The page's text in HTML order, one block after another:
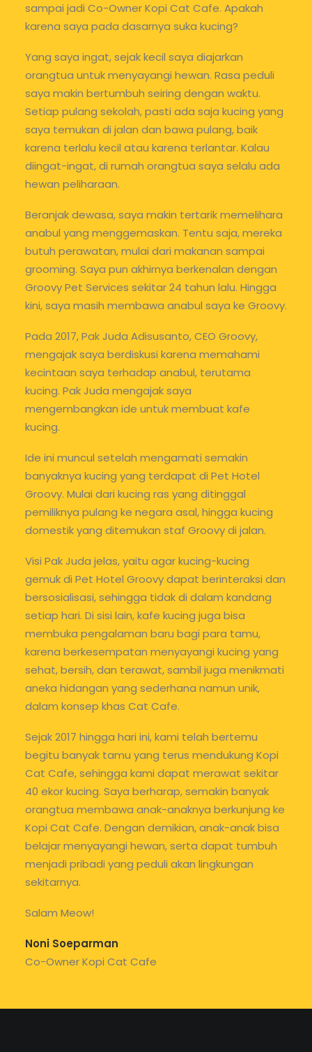
sampai jadi Co-Owner Kopi Cat Cafe. Apakah
karena saya pada dasarnya suka kucing?
Yang saya ingat, sejak kecil saya diajarkan
orangtua untuk menyayangi hewan. Rasa peduli
saya makin bertumbuh seiring dengan waktu.
Setiap pulang sekolah, pasti ada saja kucing yang
saya temukan di jalan dan bawa pulang, baik
karena terlalu kecil atau karena terlantar. Kalau
diingat-ingat, di rumah orangtua saya selalu ada
hewan peliharaan.
Beranjak dewasa, saya makin tertarik memelihara
anabul yang menggemaskan. Tentu saja, mereka
butuh perawatan, mulai dari makanan sampai
grooming. Saya pun akhirnya berkenalan dengan
Groovy Pet Services sekitar 24 tahun lalu. Hingga
kini, saya masih membawa anabul saya ke Groovy.
Pada 2017, Pak Juda Adisusanto, CEO Groovy,
mengajak saya berdiskusi karena memahami
kecintaan saya terhadap anabul, terutama
kucing. Pak Juda mengajak saya
mengembangkan ide untuk membuat kafe
kucing.
Ide ini muncul setelah mengamati semakin
banyaknya kucing yang terdapat di Pet Hotel
Groovy. Mulai dari kucing ras yang ditinggal
pemiliknya pulang ke negara asal, hingga kucing
domestik yang ditemukan staf Groovy di jalan.
Visi Pak Juda jelas, yaitu agar kucing-kucing
gemuk di Pet Hotel Groovy dapat berinteraksi dan
bersosialisasi, sehingga tidak di dalam kandang
setiap hari. Di sisi lain, kafe kucing juga bisa
membuka pengalaman baru bagi para tamu,
karena berkesempatan menyayangi kucing yang
sehat, bersih, dan terawat, sambil juga menikmati
aneka hidangan yang sederhana namun unik,
dalam konsep khas Cat Cafe.
Sejak 2017 hingga hari ini, kami telah bertemu
begitu banyak tamu yang terus mendukung Kopi
Cat Cafe, sehingga kami dapat merawat sekitar
40 ekor kucing. Saya berharap, semakin banyak
orangtua membawa anak-anaknya berkunjung ke
Kopi Cat Cafe. Dengan demikian, anak-anak bisa
belajar menyayangi hewan, serta dapat tumbuh
menjadi pribadi yang peduli akan lingkungan
sekitarnya.
Salam Meow!
Noni Soeparman
Co-Owner Kopi Cat Cafe